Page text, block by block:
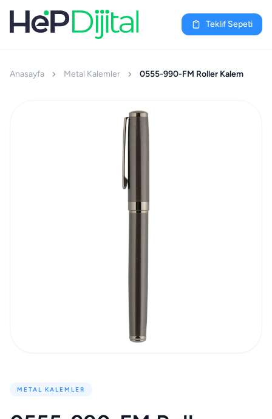
Teklif Sepeti
Anasayfa Metal Kalemler 0555-990-FM Roller Kalem
METAL KALEMLER